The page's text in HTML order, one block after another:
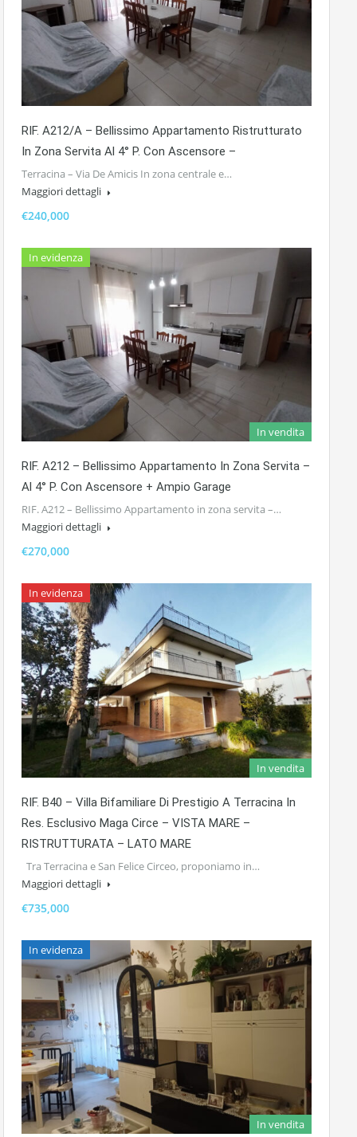
RIF. A212/A – Bellissimo Appartamento Ristrutturato
In Zona Servita Al 4° P. Con Ascensore –
Terracina – Via De Amicis In zona centrale e…
Maggiori dettagli
€240,000
In evidenza
In vendita
RIF. A212 – Bellissimo Appartamento In Zona Servita –
Al 4° P. Con Ascensore + Ampio Garage
RIF. A212 – Bellissimo Appartamento in zona servita –…
Maggiori dettagli
€270,000
In evidenza
In vendita
RIF. B40 – Villa Bifamiliare Di Prestigio A Terracina In
Res. Esclusivo Maga Circe – VISTA MARE –
RISTRUTTURATA – LATO MARE
Tra Terracina e San Felice Circeo, proponiamo in…
Maggiori dettagli
€735,000
In evidenza
In vendita